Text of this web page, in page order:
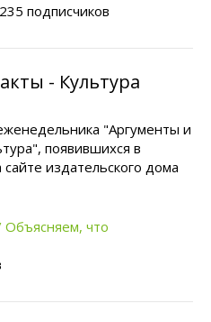
235 подписчиков
- Культура
"Аргументы и
появившихся в
издательского дома
что